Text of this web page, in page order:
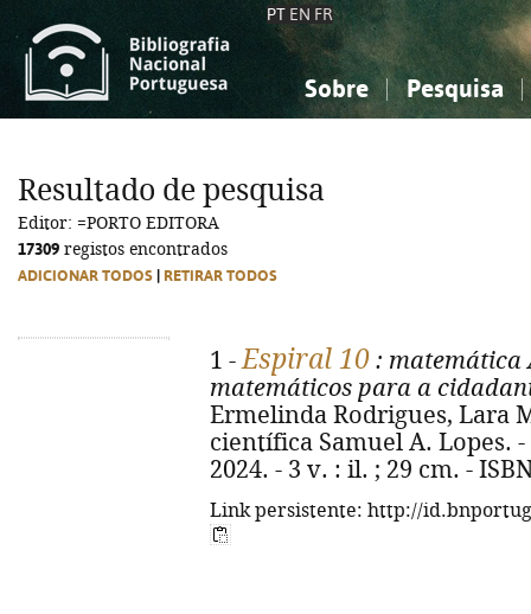
PT EN FR
Sobre Pesquisa
Ciências sociais...
Ciências sociais...
Resultado de pesquisa
Editor: =PORTO EDITORA
17309 registos encontrados
ADICIONAR TODOS RETIRAR TODOS
1 -Espiral 10 : matemática
matemáticos para a
Ermelinda Rodrigues, Lara
científica Samuel A. Lopes.
2024. - 3 v. : il. ; 29 cm. -
Link persistente: http://